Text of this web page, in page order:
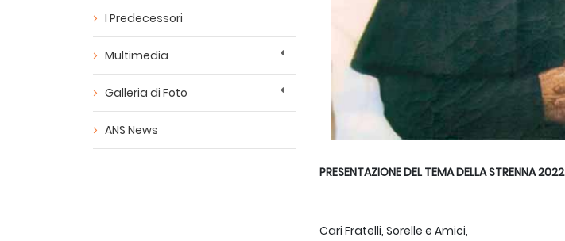
I Predecessori
Multimedia
Galleria di Foto
ANS News
PRESENTAZIONE DEL TEMA DELLA STRENNA 2022
Cari Fratelli, Sorelle e Amici,